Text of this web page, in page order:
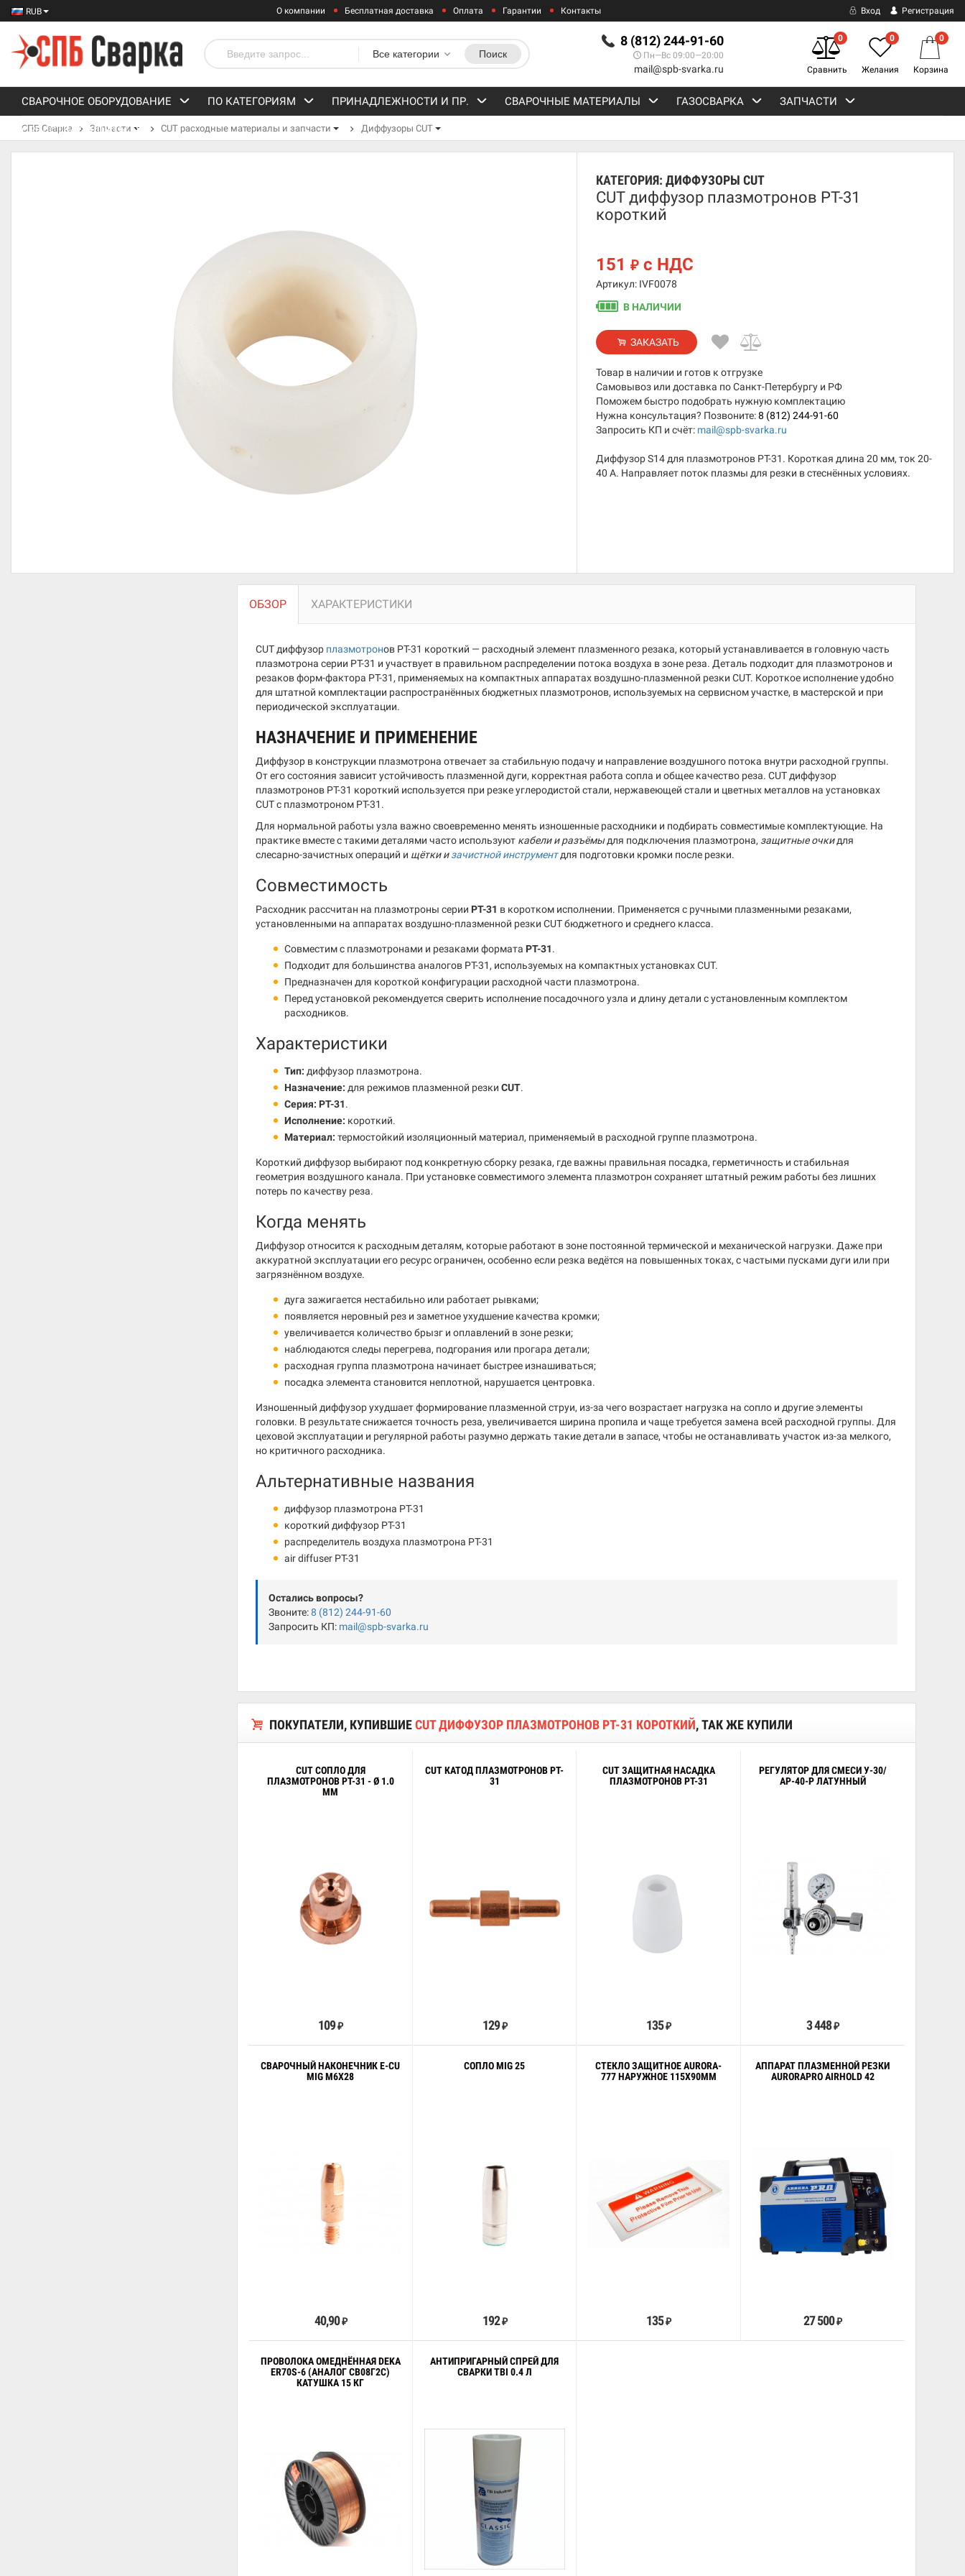
RUB О компании Бесплатная доставка Оплата Гарантии Контакты Вход Регистрация
8 (812) 244-91-60
Пн—Вс 09:00—20:00
mail@spb-svarka.ru
Все категории Поиск
0
Сравнить
0
Желания
0
Корзина
СВАРОЧНОЕ ОБОРУДОВАНИЕ ПО КАТЕГОРИЯМ ПРИНАДЛЕЖНОСТИ И ПР. СВАРОЧНЫЕ МАТЕРИАЛЫ ГАЗОСВАРКА ЗАПЧАСТИ
СРЕДСТВА ЗАЩИТЫ
СПБ Сварка Запчасти CUT расходные материалы и запчасти Диффузоры CUT
КАТЕГОРИЯ:ДИФФУЗОРЫ CUT
CUT диффузор плазмотронов PT-31
короткий
151₽ с НДС
Артикул: IVF0078
В НАЛИЧИИ
ЗАКАЗАТЬ
Товар в наличии и готов к отгрузке
Самовывоз или доставка по Санкт-Петербургу и РФ
Поможем быстро подобрать нужную комплектацию
Нужна консультация? Позвоните:8 (812) 244-91-60
Запросить КП и счёт: mail@spb-svarka.ru
Диффузор S14 для плазмотронов PT-31. Короткая длина 20 мм, ток 20-
40 А. Направляет поток плазмы для резки в стеснённых условиях.
ОБЗОР ХАРАКТЕРИСТИКИ
CUT диффузор плазмотронов PT-31 короткий — расходный элемент плазменного резака, который устанавливается в головную часть
плазмотрона серии PT-31 и участвует в правильном распределении потока воздуха в зоне реза. Деталь подходит для плазмотронов и
резаков форм-фактора PT-31, применяемых на компактных аппаратах воздушно-плазменной резки CUT. Короткое исполнение удобно
для штатной комплектации распространённых бюджетных плазмотронов, используемых на сервисном участке, в мастерской и при
периодической эксплуатации.
НАЗНАЧЕНИЕ И ПРИМЕНЕНИЕ
Диффузор в конструкции плазмотрона отвечает за стабильную подачу и направление воздушного потока внутри расходной группы.
От его состояния зависит устойчивость плазменной дуги, корректная работа сопла и общее качество реза. CUT диффузор
плазмотронов PT-31 короткий используется при резке углеродистой стали, нержавеющей стали и цветных металлов на установках
CUT с плазмотроном PT-31.
Для нормальной работы узла важно своевременно менять изношенные расходники и подбирать совместимые комплектующие. На
практике вместе с такими деталями часто используют кабели и разъёмыдля подключения плазмотрона, защитные очкидля
слесарно-зачистных операций и щётки изачистной инструментдля подготовки кромки после резки.
Совместимость
Расходник рассчитан на плазмотроны серии PT-31 в коротком исполнении. Применяется с ручными плазменными резаками,
установленными на аппаратах воздушно-плазменной резки CUT бюджетного и среднего класса.
Совместим с плазмотронами и резаками формата PT-31.
Подходит для большинства аналогов PT-31, используемых на компактных установках CUT.
Предназначен для короткой конфигурации расходной части плазмотрона.
Перед установкой рекомендуется сверить исполнение посадочного узла и длину детали с установленным комплектом
расходников.
Характеристики
Тип: диффузор плазмотрона.
Назначение: для режимов плазменной резки CUT.
Серия: PT-31.
Исполнение: короткий.
Материал: термостойкий изоляционный материал, применяемый в расходной группе плазмотрона.
Короткий диффузор выбирают под конкретную сборку резака, где важны правильная посадка, герметичность и стабильная
геометрия воздушного канала. При установке совместимого элемента плазмотрон сохраняет штатный режим работы без лишних
потерь по качеству реза.
Когда менять
Диффузор относится к расходным деталям, которые работают в зоне постоянной термической и механической нагрузки. Даже при
аккуратной эксплуатации его ресурс ограничен, особенно если резка ведётся на повышенных токах, с частыми пусками дуги или при
загрязнённом воздухе.
дуга зажигается нестабильно или работает рывками;
появляется неровный рез и заметное ухудшение качества кромки;
увеличивается количество брызг и оплавлений в зоне резки;
наблюдаются следы перегрева, подгорания или прогара детали;
расходная группа плазмотрона начинает быстрее изнашиваться;
посадка элемента становится неплотной, нарушается центровка.
Изношенный диффузор ухудшает формирование плазменной струи, из-за чего возрастает нагрузка на сопло и другие элементы
головки. В результате снижается точность реза, увеличивается ширина пропила и чаще требуется замена всей расходной группы. Для
цеховой эксплуатации и регулярной работы разумно держать такие детали в запасе, чтобы не останавливать участок из-за мелкого,
но критичного расходника.
Альтернативные названия
диффузор плазмотрона PT-31
короткий диффузор PT-31
распределитель воздуха плазмотрона PT-31
air diffuser PT-31
Остались вопросы?
Звоните:8 (812) 244-91-60
Запросить КП: mail@spb-svarka.ru
ПОКУПАТЕЛИ, КУПИВШИЕCUT ДИФФУЗОР ПЛАЗМОТРОНОВ PT-31 КОРОТКИЙ, ТАК ЖЕ КУПИЛИ
CUT СОПЛО ДЛЯ
ПЛАЗМОТРОНОВ PT-31 - Ø 1.0
ММ
109₽
CUT КАТОД ПЛАЗМОТРОНОВ PT-
31
129 ₽
CUT ЗАЩИТНАЯ НАСАДКА
ПЛАЗМОТРОНОВ PT-31
135₽
РЕГУЛЯТОР ДЛЯ СМЕСИ У-30/
АР-40-Р ЛАТУННЫЙ
3 448₽
СВАРОЧНЫЙ НАКОНЕЧНИК E-CU
MIG M6X28
40,90 ₽
СОПЛО MIG 25
192 ₽
СТЕКЛО ЗАЩИТНОЕ AURORA-
777 НАРУЖНОЕ 115Х90ММ
135₽
АППАРАТ ПЛАЗМЕННОЙ РЕЗКИ
AURORAPRO AIRHOLD 42
27 500₽
ПРОВОЛОКА ОМЕДНЁННАЯ DEKA
ER70S-6 (АНАЛОГ СВ08Г2С)
КАТУШКА 15 КГ
АНТИПРИГАРНЫЙ СПРЕЙ ДЛЯ
СВАРКИ TBI 0.4 Л